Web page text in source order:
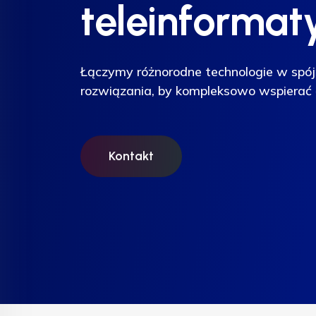
Łączymy różnorodne technologie w
rozwiązania, by kompleksowo
Kontakt
Łączymy różnorodne technologie w
rozwiązania, by kompleksowo
Kontakt
Łączymy różnorodne technologie w
rozwiązania, by kompleksowo
Kontakt